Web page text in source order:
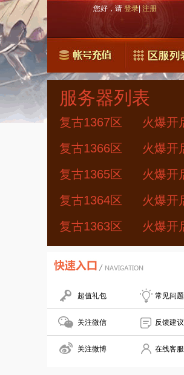
您好，请登录 |注册
服务器列表
复古1367区
火爆开
复古1366区
火爆开
复古1365区
火爆开
复古1364区
火爆开
复古1363区
火爆开
超值礼包 常见问题
关注微信 反馈建议
关注微博 在线客服